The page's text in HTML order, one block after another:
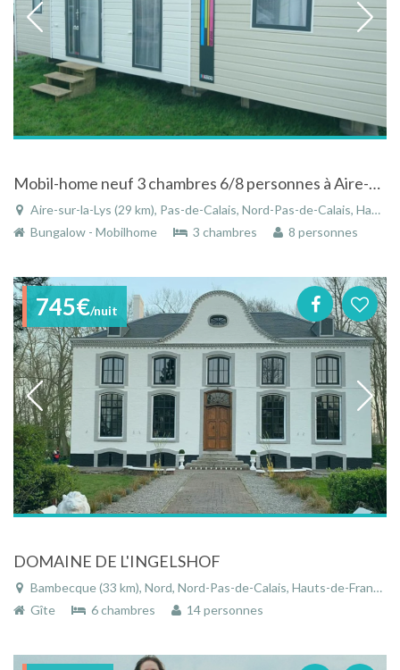
Mobil-home neuf 3 chambres 6/8 personnes à Aire-sur-la-Lys, Nord de la France
Aire-sur-la-Lys (29 km), Pas-de-Calais, Nord-Pas-de-Calais, Hauts-de-France, France
Bungalow - Mobilhome
3 chambres 8 personnes
745€/nuit
DOMAINE DE L'INGELSHOF
Bambecque (33 km), Nord, Nord-Pas-de-Calais, Hauts-de-France, France
Gîte
6 chambres 14 personnes